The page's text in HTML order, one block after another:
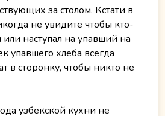
за столом. Кстати в
не увидите чтобы кто-
наступал на упавший на
упавшего хлеба всегда
в сторонку, чтобы никто не
узбекской кухни не